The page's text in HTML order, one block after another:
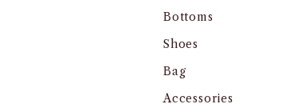
Bottoms
Shoes
Bag
Accessories